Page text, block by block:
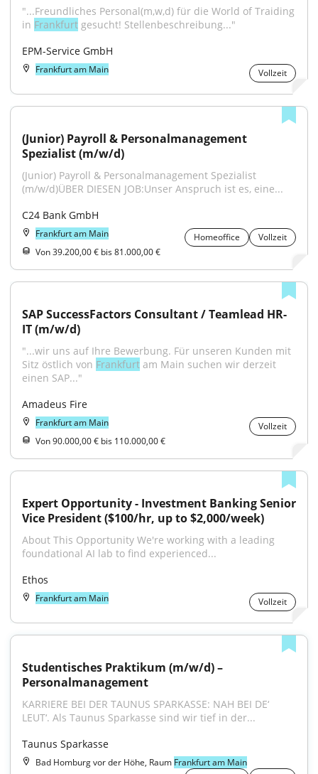
"...Freundliches Personal(m,w,d) für die World of Traiding
in Frankfurt gesucht! Stellenbeschreibung..."
EPM-Service GmbH
Frankfurt am Main Vollzeit
(Junior) Payroll & Personalmanagement
Spezialist (m/w/d)
(Junior) Payroll & Personalmanagement Spezialist
(m/w/d)ÜBER DIESEN JOB:Unser Anspruch ist es, eine...
C24 Bank GmbH
Frankfurt am Main Homeoffice
Vollzeit
Von 39.200,00 € bis 81.000,00 €
SAP SuccessFactors Consultant / Teamlead HR-
IT (m/w/d)
"...wir uns auf Ihre Bewerbung. Für unseren Kunden mit
Sitz östlich von Frankfurt am Main suchen wir derzeit
einen SAP..."
Amadeus Fire
Frankfurt am Main
Vollzeit
Von 90.000,00 € bis 110.000,00 €
Expert Opportunity - Investment Banking Senior
Vice President ($100/hr, up to $2,000/week)
About This Opportunity We're working with a leading
foundational AI lab to find experienced...
Ethos
Frankfurt am Main Vollzeit
Studentisches Praktikum (m/w/d) –
Personalmanagement
KARRIERE BEI DER TAUNUS SPARKASSE: NAH BEI DE‘
LEUT‘. Als Taunus Sparkasse sind wir tief in der...
Taunus Sparkasse
Bad Homburg vor der Höhe, Raum Frankfurt am Main